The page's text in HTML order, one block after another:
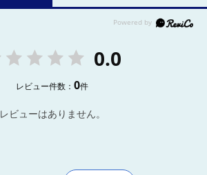
0.0
レビュー件数：0件
レビューはありません。